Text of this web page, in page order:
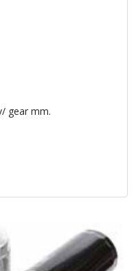
gear mm.